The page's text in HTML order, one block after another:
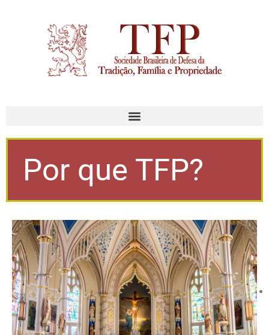
Por que TFP?